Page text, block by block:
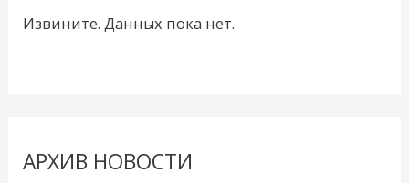
Извините. Данных пока нет.
АРХИВ НОВОСТИ